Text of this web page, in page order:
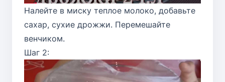
Налейте в миску теплое молоко, добавьте
сахар, сухие дрожжи. Перемешайте
венчиком.
Шаг 2: